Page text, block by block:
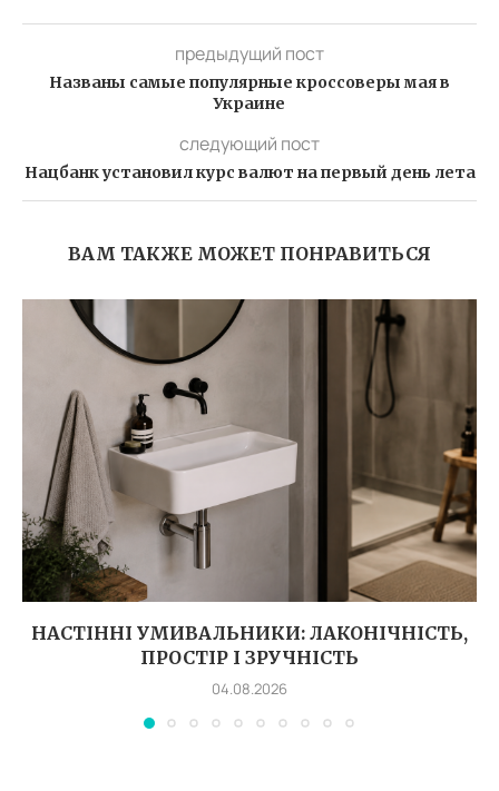
предыдущий пост
Названы самые популярные кроссоверы мая в
Украине
следующий пост
Нацбанк установил курс валют на первый день лета
ВАМ ТАКЖЕ МОЖЕТ ПОНРАВИТЬСЯ
НАСТІННІ УМИВАЛЬНИКИ: ЛАКОНІЧНІСТЬ,
ПРОСТІР І ЗРУЧНІСТЬ
04.08.2026